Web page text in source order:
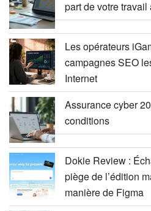
part de votre travail
Les opérateurs
campagnes SEO
Internet
Assurance cyber
conditions
Dokie Review :
piège de l’édition
manière de Figma